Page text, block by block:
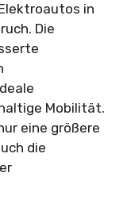
in
Die
Mobilität.
eine größere
die